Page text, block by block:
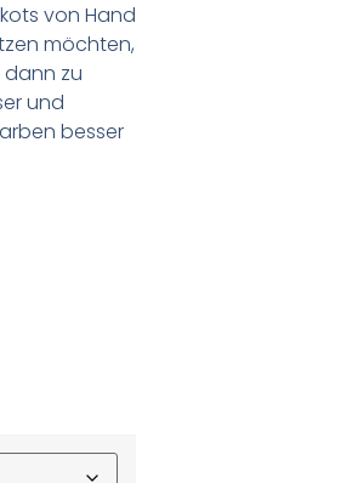
von Hand
möchten,
dann zu
und
besser